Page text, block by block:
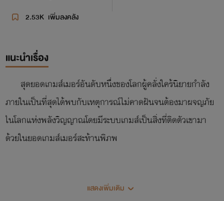
2.53K เพิ่มลงคลัง
แนะนำเรื่อง
สุดยอดเกมส์เมอร์อันดับหนึ่งของโลกผู้คลั่งใคร้นิยายกำลัง
ภายในเป็นที่สุดได้พบกับเหตุการณ์ไม่คาดฝันจนต้องมาผจญภัย
ในโลกแห่งพลังวิญญาณโดยมีระบบเกมส์เป็นสิ่งที่ติดตัวเขามา
ด้วยในยอดเกมส์เมอร์สะท้านพิภพ
ระดับการบ่มเพาะพลังวิญญาณมี 10 ระดับ
แสดงเพิ่มเติม